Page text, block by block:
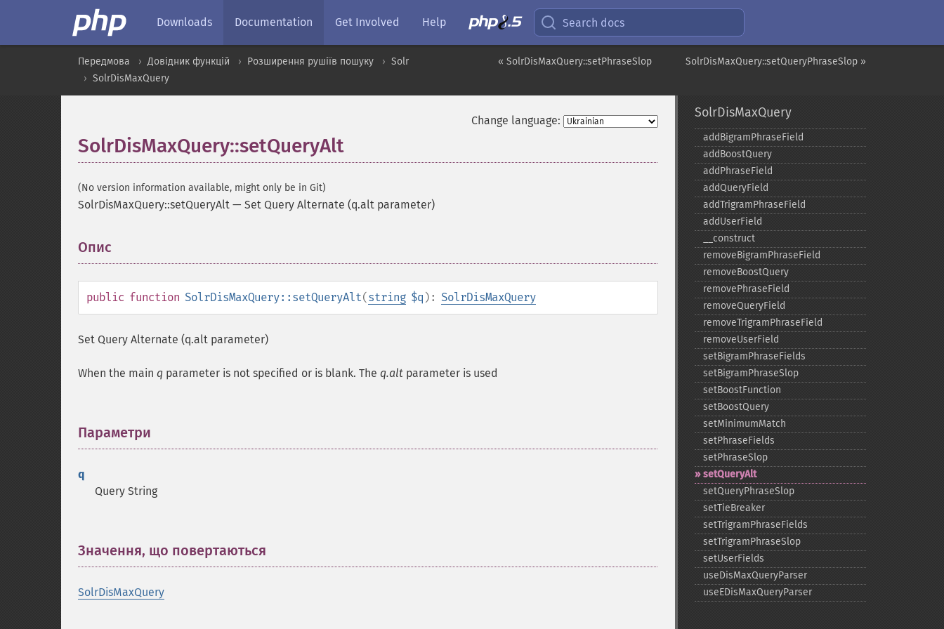
Downloads Documentation Get Involved Help Search docs
SolrDisMaxQuery::setQueryPhraseSlop »
« SolrDisMaxQuery::setPhraseSlop
Передмова Довідник функцій Розширення рушіїв пошуку
Solr
SolrDisMaxQuery
Change language:
SolrDisMaxQuery::setQueryAlt
(No version information available, might only be in Git)
SolrDisMaxQuery::setQueryAlt — Set Query Alternate (q.alt parameter)
Опис
public function SolrDisMaxQuery::setQueryAlt(string $q ): SolrDisMaxQuery
Set Query Alternate (q.alt parameter)
When the main q parameter is not specified or is blank. The q.alt parameter is used
Параметри
q
Query String
Значення, що повертаються
SolrDisMaxQuery
SolrDisMaxQuery
addBigramPhraseField
addBoostQuery
addPhraseField
addQueryField
addTrigramPhraseField
addUserField
_​_​construct
removeBigramPhraseField
removeBoostQuery
removePhraseField
removeQueryField
removeTrigramPhraseField
removeUserField
setBigramPhraseFields
setBigramPhraseSlop
setBoostFunction
setBoostQuery
setMinimumMatch
setPhraseFields
setPhraseSlop
setQueryAlt
setQueryPhraseSlop
setTieBreaker
setTrigramPhraseFields
setTrigramPhraseSlop
setUserFields
useDisMaxQueryParser
useEDisMaxQueryParser